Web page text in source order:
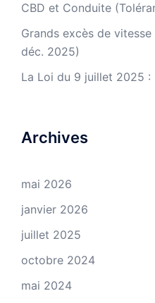
CBD et Conduite
Grands excès de
déc. 2025)
La Loi du 9 juillet 2025 :
Archives
mai 2026
janvier 2026
juillet 2025
octobre 2024
mai 2024